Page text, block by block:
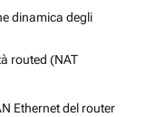
dinamica degli
routed (NAT
Ethernet del router